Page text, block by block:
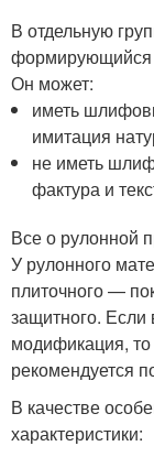
В отдельную
формирующийся
Он может:
иметь
имитация
не иметь
фактура и
Все о рулонной
У рулонного
плиточного —
защитного.
модификация, то
рекомендуется
В качестве
характеристики: